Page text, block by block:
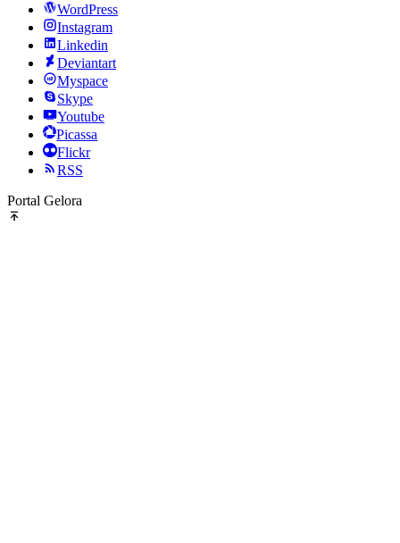
WordPress
Instagram
Linkedin
Deviantart
Myspace
Skype
Youtube
Picassa
Flickr
RSS
Portal Gelora